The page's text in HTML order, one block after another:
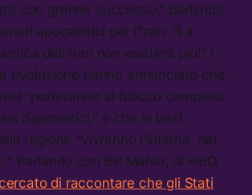
con grande successo,” parlando
apocalittici per l’Iran: “La
dell'Iran non esisterà più!” I
rivoluzione hanno annunciato che
“porteranno al blocco completo
diplomatici,” e che le basi
regione “vivranno l’inferno, nei
Parlando con Bill Maher, di HBO,
di raccontare che gli Stati